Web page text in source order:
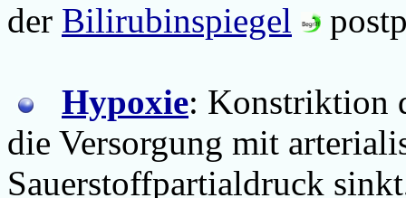
der Bilirubinspiegel
Hypoxie: Konstriktion
die Versorgung mit
Sauerstoffpartialdruck